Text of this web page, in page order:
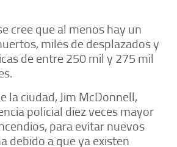
cree que al menos hay un
miles de desplazados y
de entre 250 mil y 275 mil
la ciudad, Jim McDonnell,
policial diez veces mayor
para evitar nuevos
debido a que ya existen